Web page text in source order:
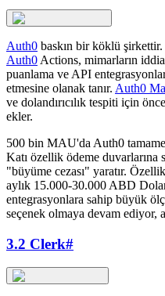
Auth0 baskın bir köklü
Auth0 Actions, mimarların
puanlama ve API
etmesine olanak tanır. Auth0
ve dolandırıcılık tespiti için
ekler.
500 bin MAU'da Auth0
Katı özellik ödeme
"büyüme cezası" yaratır.
aylık 15.000-30.000 ABD
entegrasyonlara sahip büyük
seçenek olmaya devam ediyor,
3.2 Clerk#